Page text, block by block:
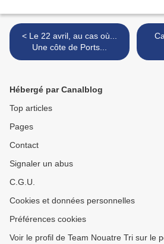
< Le 22 avril, au cas où...
Une côte de Ports...
Hébergé par Canalblog
Top articles
Pages
Contact
Signaler un abus
C.G.U.
Cookies et données personnelles
Préférences cookies
Voir le profil de Team Nouatre Tri sur le